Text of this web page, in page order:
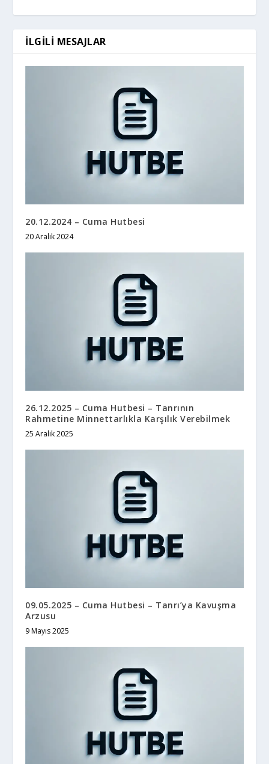
İLGILI MESAJLAR
20.12.2024 – Cuma Hutbesi
20 Aralık 2024
26.12.2025 – Cuma Hutbesi – Tanrının
Rahmetine Minnettarlıkla Karşılık Verebilmek
25 Aralık 2025
09.05.2025 – Cuma Hutbesi – Tanrı’ya Kavuşma
Arzusu
9 Mayıs 2025